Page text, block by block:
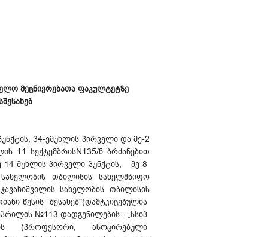
მეცნიერებათა ფაკულტეტზე
34-ემუხლის პირველი და მე-2
11 სექტემბრისN135/ნ ბრძანებით
14 მუხლის პირველი პუნქტის, მე-8
სახელობის თბილისის სახელმწიფო
სახელობის თბილისის
წესის შესახებ"(დამტკიცებულია
№113 დადგენილების - „სსიპ
(პროფესორი, ასოცირებული